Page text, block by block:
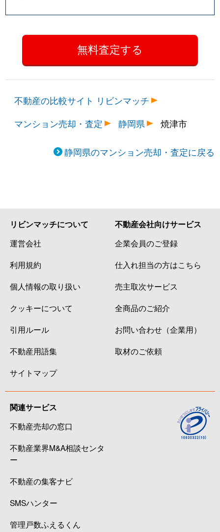
不動産の比較サイト リビンマッチ
マンション売却・査定
静岡県 焼津市
静岡県のマンション売却・査定に戻る
リビンマッチについて
運営会社
利用規約
個人情報の取り扱い
クッキーについて
引用ルール
不動産用語集
サイトマップ
不動産会社向けサービス
企業会員のご登録
仕入れ担当の方はこちら
売主取次サービス
全商品のご紹介
お問い合わせ（企業用）
取材のご依頼
関連サービス
不動産売却の窓口
不動産業界M&A相談センタ
ー
不動産の集客ナビ
SMSハンター
管理戸数ふえるくん